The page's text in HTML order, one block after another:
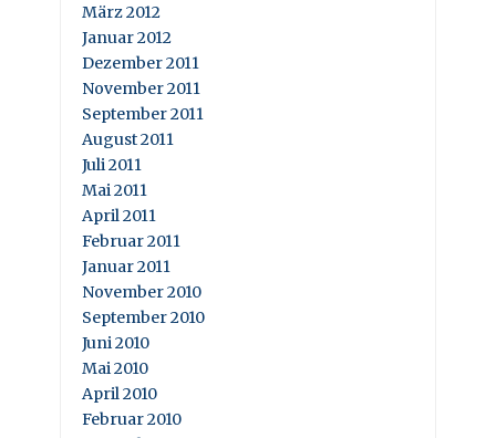
März 2012
Januar 2012
Dezember 2011
November 2011
September 2011
August 2011
Juli 2011
Mai 2011
April 2011
Februar 2011
Januar 2011
November 2010
September 2010
Juni 2010
Mai 2010
April 2010
Februar 2010